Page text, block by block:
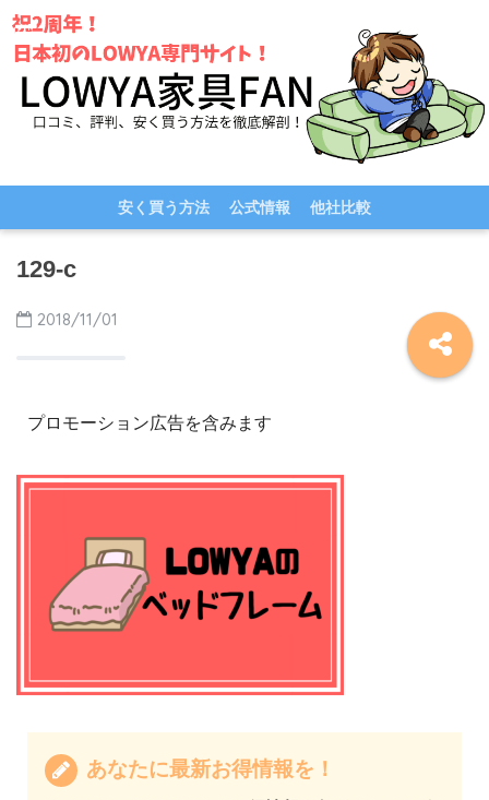
安く買う方法 公式情報 他社比較
129-c
2018/11/01
プロモーション広告を含みます
あなたに最新お得情報を！